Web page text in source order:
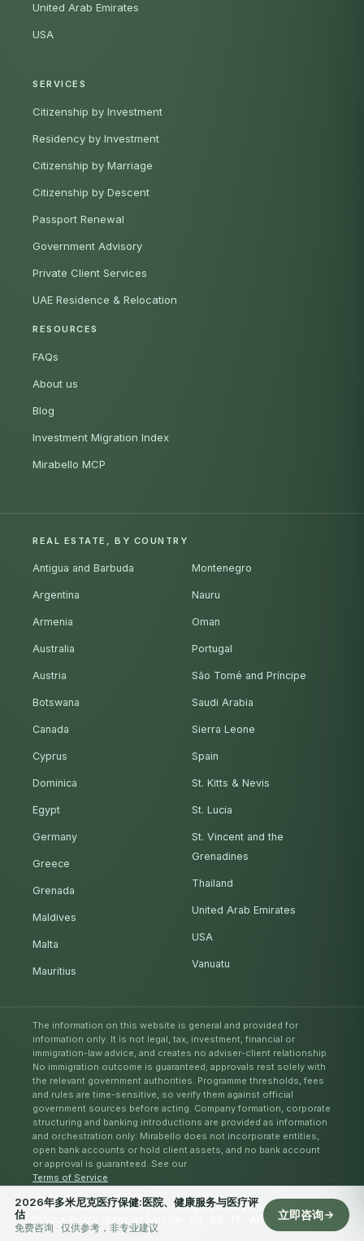
2026年多米尼克医疗保健:医院、健康服务与医疗评
估
免费咨询 · 仅供参考，非专业建议
立即咨询
United Arab Emirates
USA
SERVICES
Citizenship by Investment
Residency by Investment
Citizenship by Marriage
Citizenship by Descent
Passport Renewal
Government Advisory
Private Client Services
UAE Residence & Relocation
RESOURCES
FAQs
About us
Blog
Investment Migration Index
Mirabello MCP
REAL ESTATE, BY COUNTRY
Antigua and Barbuda
Argentina
Armenia
Australia
Austria
Botswana
Canada
Cyprus
Dominica
Egypt
Germany
Greece
Grenada
Maldives
Malta
Mauritius
Montenegro
Nauru
Oman
Portugal
São Tomé and Príncipe
Saudi Arabia
Sierra Leone
Spain
St. Kitts & Nevis
St. Lucia
St. Vincent and the
Grenadines
Thailand
United Arab Emirates
USA
Vanuatu
The information on this website is general and provided for
information only. It is not legal, tax, investment, financial or
immigration-law advice, and creates no adviser-client relationship.
No immigration outcome is guaranteed; approvals rest solely with
the relevant government authorities. Programme thresholds, fees
and rules are time-sensitive, so verify them against official
government sources before acting. Company formation, corporate
structuring and banking introductions are provided as information
and orchestration only: Mirabello does not incorporate entities,
open bank accounts or hold client assets, and no bank account
or approval is guaranteed. See our
Terms of Service
© Mirabello Consultancy Ltd. All rights reserved. 2026
ES RU ZH